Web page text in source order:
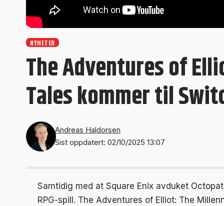
NYHETER
The Adventures of
Tales kommer til
Sist oppdatert: 02/10/2025 13:07
Andreas Haldorsen
Samtidig med at Square Enix avduket
RPG-spill. The Adventures of Elliot: The